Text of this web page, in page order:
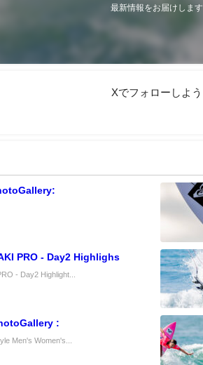
最新情報をお届けします
Xでフォローしよう
PRO - Day2 Highlighs
- Day2 Highlight...
:
Men's Women's...